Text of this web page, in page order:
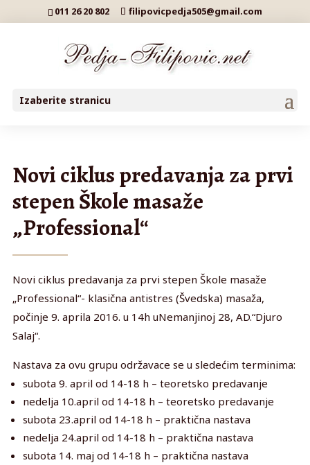
011 26 20 802 filipovicpedja505@gmail.com
Izaberite stranicu
Novi ciklus predavanja za prvi
stepen Škole masaže
„Professional“
Novi ciklus predavanja za prvi stepen Škole masaže
„Professional“- klasična antistres (Švedska) masaža,
počinje 9. aprila 2016. u 14h uNemanjinoj 28, AD.“Djuro
Salaj“.
Nastava za ovu grupu održavace se u sledećim terminima:
subota 9. april od 14-18 h – teoretsko predavanje
nedelja 10.april od 14-18 h – teoretsko predavanje
subota 23.april od 14-18 h – praktična nastava
nedelja 24.april od 14-18 h – praktična nastava
subota 14. maj od 14-18 h – praktična nastava